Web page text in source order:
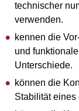
technischer
verwenden.
kennen die
und
Unterschiede.
können die
Stabilität eines